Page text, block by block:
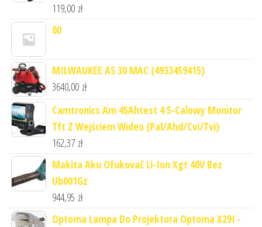
119,00 zł
00
MILWAUKEE AS 30 MAC (4933459415)
3640,00 zł
Camtronics Am 45Ahtest 4 5-Calowy Monitor
Tft Z Wejściem Wideo (Pal/Ahd/Cvi/Tvi)
162,37 zł
Makita Aku Ofukovač Li-Ion Xgt 40V Bez
Ub001Gz
944,95 zł
Optoma Lampa Do Projektora Optoma X29I -